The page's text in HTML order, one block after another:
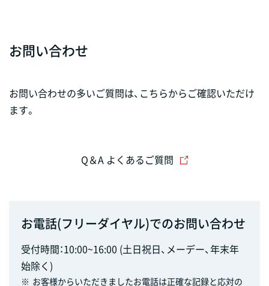
お問い合わせ
お問い合わせの多いご質問は、こちらからご確認いただけ
ます。
Q＆A よくあるご質問
お電話(フリーダイヤル)でのお問い合わせ
受付時間：10:00~16:00 (土日祝日、メーデー、年末年
始除く)
※ お客様からいただきましたお電話は正確な記録と応対の